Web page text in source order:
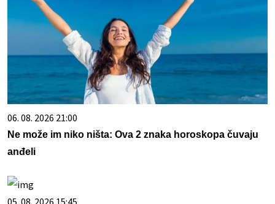
06. 08. 2026 21:00
Ne može im niko ništa: Ova 2 znaka horoskopa čuvaju
anđeli